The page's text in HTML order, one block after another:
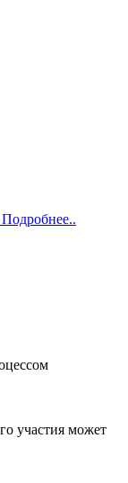
Подробнее..
участия может